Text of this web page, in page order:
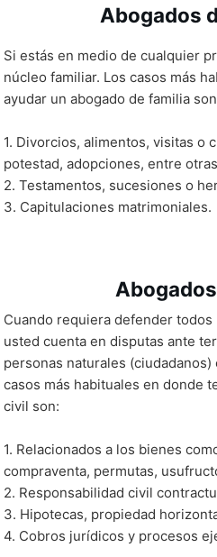
Abogados
Si estás en medio de cualquier
núcleo familiar. Los casos más
ayudar un abogado de familia
1. Divorcios, alimentos, visitas o
potestad, adopciones, entre
2. Testamentos, sucesiones o
3. Capitulaciones matrimoniales.
Cuando requiera defender
usted cuenta en disputas ante
personas naturales
casos más habituales en donde
civil son:
1. Relacionados a los bienes
compraventa, permutas,
2. Responsabilidad civil
3. Hipotecas, propiedad
4. Cobros jurídicos y procesos